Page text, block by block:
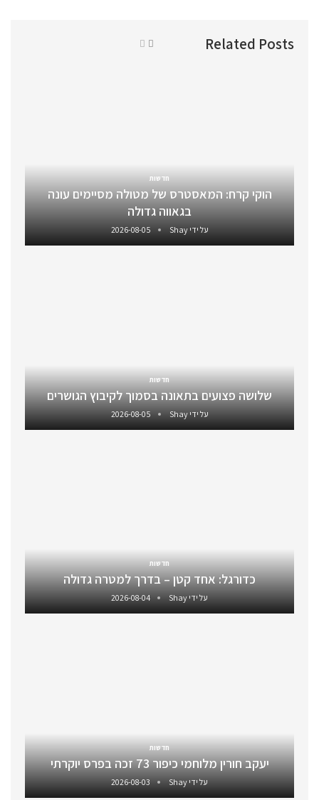
Related Posts
חדשות
הוקי קרח: המאסטרס של מטולה מסיימים עונה
בגאווה גדולה
על ידיShay
2026-08-05
חדשות
שלושה פצועים בתאונה בסמוך לקיבוץ הגושרים
על ידיShay
2026-08-05
חדשות
כדורגל: אחד קטן – בדרך למטרה גדולה
על ידיShay
2026-08-04
חדשות
יעקב חורין מלוחמי כיפור 73 זכה בפרס יוקרתי
על ידיShay
2026-08-03